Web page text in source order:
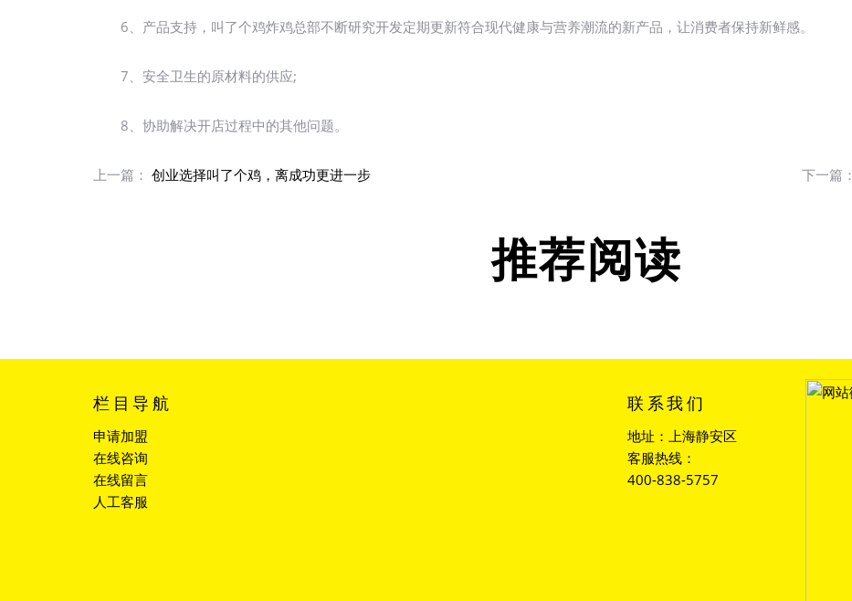
6、产品支持，叫了个鸡炸鸡总部不断研究开发定期更新符合现代健康与营养潮流的新产品，让消费者保持新鲜感。
7、安全卫生的原材料的供应;
8、协助解决开店过程中的其他问题。
上一篇： 创业选择叫了个鸡，离成功更进一步 下一篇：
推荐阅读
栏目导航
申请加盟
在线咨询
在线留言
人工客服
联系我们
地址：上海静安区
客服热线：
400-838-5757